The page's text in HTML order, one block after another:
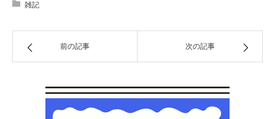
雑記
前の記事 次の記事